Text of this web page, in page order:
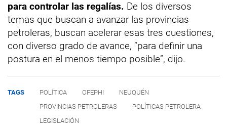
para controlar las regalías. De los diversos
temas que buscan a avanzar las provincias
petroleras, buscan acelerar esas tres cuestiones,
con diverso grado de avance, “para definir una
postura en el menos tiempo posible”, dijo.
TAGS POLÍTICA OFEPHI
NEUQUÉN
PROVINCIAS PETROLERAS
POLÍTICAS PETROLERA
LEGISLACIÓN